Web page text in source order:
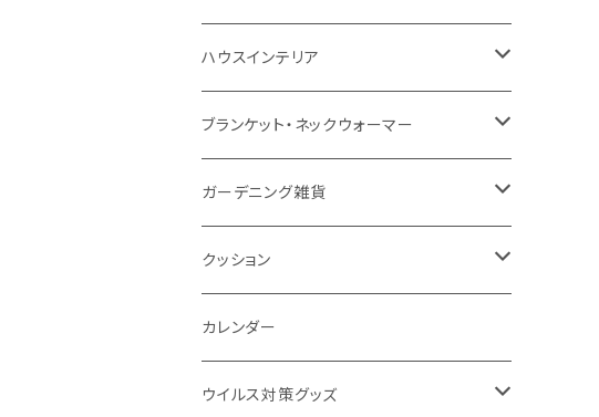
防水
ナイロン
カスタムデザインタンブラー
陶器
磁器マグ・湯呑
カスタムデザイン
保存容器
キッチンツール
メモ
ノート
付箋
トレイ
パットカバー、ブックカバー
IDケース、パスケース、コインケース
ハンディライト
デスクライト
付属ライト
ランタン
非常食
充電器
モバイルスタンド
モバイルリング
アクセサリー・スマホケース
タッチペン
USBケーブル・ハブ
折りたたみ式ミラー
スライド式ミラー
ケース付きミラー
手持ちミラー
ビューティー雑貨
ハウスインテリア
ピクチャーボード、ポスター
フォトフレーム、スタンド
キーホルダー
時計
ブランケット・ネックウォーマー
ブランケット
ネックウォーマー
マフラー・ストール
ガーデニング雑貨
F.O.B COOP
クッション
折りたたみクッション
カレンダー
ウイルス対策グッズ